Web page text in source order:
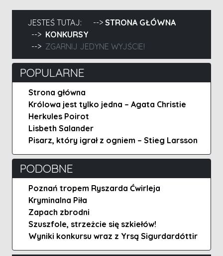
JESTEŚ TUTAJ:
STRONA GŁÓWNA
KONKURSY
ZGARNIJ JEDYNE WYJŚCIE!
POPULARNE
Strona główna
Królowa jest tylko jedna – Agata Christie
Herkules Poirot
Lisbeth Salander
Pisarz, który igrał z ogniem – Stieg Larsson
PODOBNE
Poznań tropem Ryszarda Ćwirleja
Kryminalna Piła
Zapach zbrodni
Szuszfole, strzeżcie się szkiełów!
Wyniki konkursu wraz z Yrsą Sigurdardóttir